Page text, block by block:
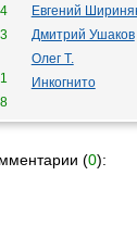
Евгений
Дмитрий Ушаков
Олег Т.
Инкогнито
(0):